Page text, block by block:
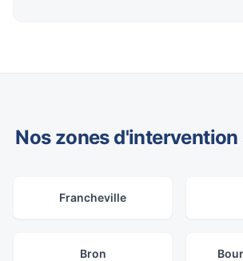
Nos zones
Francheville
Bron